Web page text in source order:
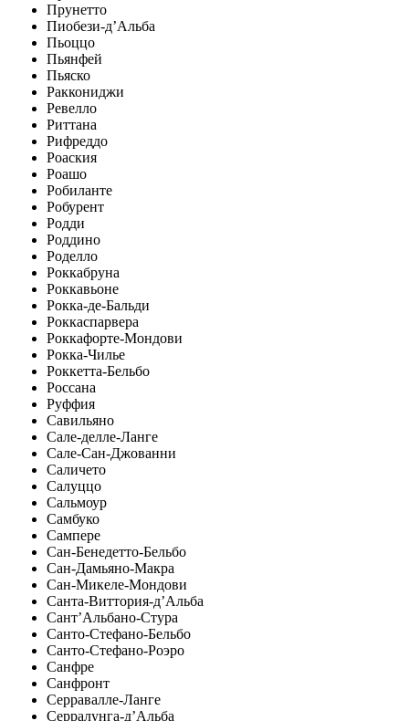
Прунетто
Пиобези-д’Альба
Пьоццо
Пьянфей
Пьяско
Раккониджи
Ревелло
Риттана
Рифреддо
Роаския
Роашо
Робиланте
Робурент
Родди
Роддино
Роделло
Роккабруна
Роккавьоне
Рокка-де-Бальди
Роккаспарвера
Роккафорте-Мондови
Рокка-Чилье
Роккетта-Бельбо
Россана
Руффия
Савильяно
Сале-делле-Ланге
Сале-Сан-Джованни
Саличето
Салуццо
Сальмоур
Самбуко
Сампере
Сан-Бенедетто-Бельбо
Сан-Дамьяно-Макра
Сан-Микеле-Мондови
Санта-Виттория-д’Альба
Сант’Альбано-Стура
Санто-Стефано-Бельбо
Санто-Стефано-Роэро
Санфре
Санфронт
Серравалле-Ланге
Серралунга-д’Альба